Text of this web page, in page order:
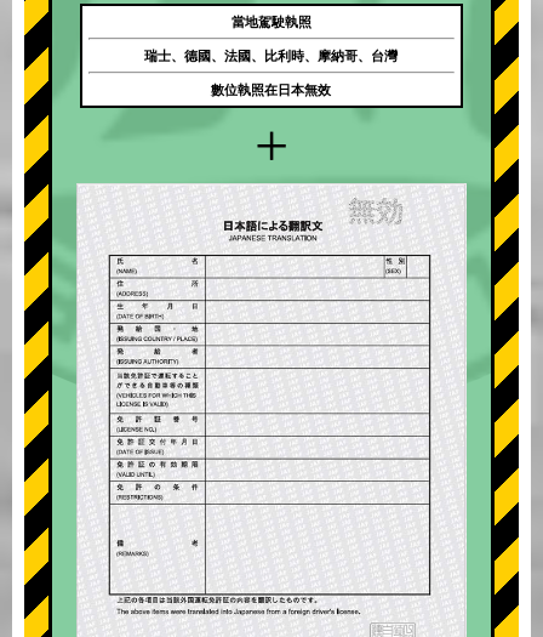
+
當地駕駛執照
瑞士、德國、法國、比利時、摩納哥、台灣
數位執照在日本無效